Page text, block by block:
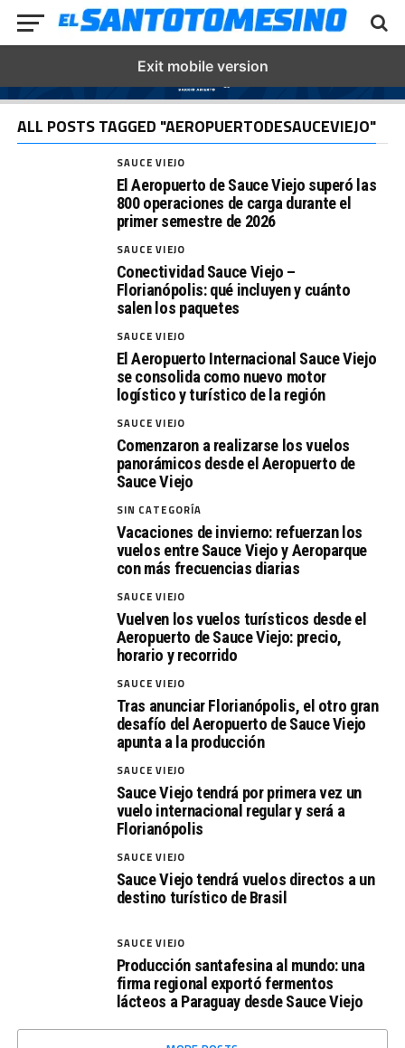
ALL POSTS TAGGED "AEROPUERTODESAUCEVIEJO"
SAUCE VIEJO
El Aeropuerto de Sauce Viejo superó las
800 operaciones de carga durante el
primer semestre de 2026
SAUCE VIEJO
Conectividad Sauce Viejo –
Florianópolis: qué incluyen y cuánto
salen los paquetes
SAUCE VIEJO
El Aeropuerto Internacional Sauce Viejo
se consolida como nuevo motor
logístico y turístico de la región
SAUCE VIEJO
Comenzaron a realizarse los vuelos
panorámicos desde el Aeropuerto de
Sauce Viejo
SIN CATEGORÍA
Vacaciones de invierno: refuerzan los
vuelos entre Sauce Viejo y Aeroparque
con más frecuencias diarias
SAUCE VIEJO
Vuelven los vuelos turísticos desde el
Aeropuerto de Sauce Viejo: precio,
horario y recorrido
SAUCE VIEJO
Tras anunciar Florianópolis, el otro gran
desafío del Aeropuerto de Sauce Viejo
apunta a la producción
SAUCE VIEJO
Sauce Viejo tendrá por primera vez un
vuelo internacional regular y será a
Florianópolis
SAUCE VIEJO
Sauce Viejo tendrá vuelos directos a un
destino turístico de Brasil
SAUCE VIEJO
Producción santafesina al mundo: una
firma regional exportó fermentos
lácteos a Paraguay desde Sauce Viejo
Exit mobile version